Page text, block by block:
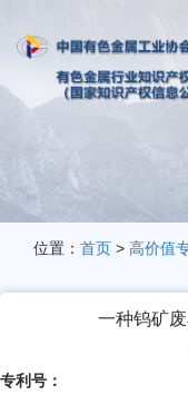
位置： 首页 > 高价值
一种钨矿
专利号：